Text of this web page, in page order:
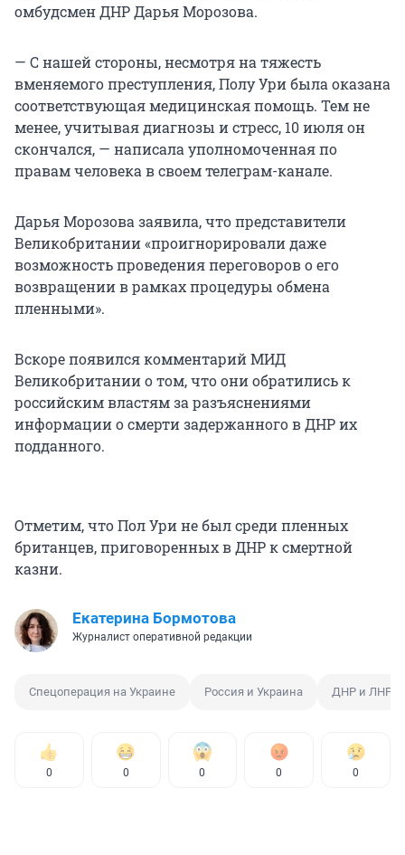
омбудсмен ДНР Дарья Морозова.
— С нашей стороны, несмотря на тяжесть
вменяемого преступления, Полу Ури была оказана
соответствующая медицинская помощь. Тем не
менее, учитывая диагнозы и стресс, 10 июля он
скончался, — написала уполномоченная по
правам человека в своем телеграм-канале.
Дарья Морозова заявила, что представители
Великобритании «проигнорировали даже
возможность проведения переговоров о его
возвращении в рамках процедуры обмена
пленными».
Вскоре появился комментарий МИД
Великобритании о том, что они обратились к
российским властям за разъяснениями
информации о смерти задержанного в ДНР их
подданного.
Отметим, что Пол Ури не был среди пленных
британцев, приговоренных в ДНР к смертной
казни.
Екатерина Бормотова
Журналист оперативной редакции
Спецоперация на Украине Россия и Украина ДНР и ЛНР
0 0 0 0 0